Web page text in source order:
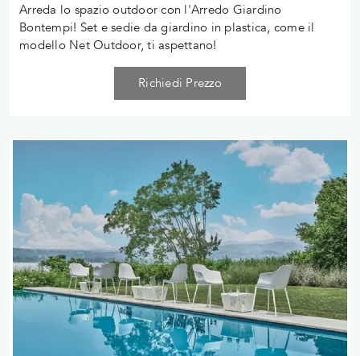
Arreda lo spazio outdoor con l'Arredo Giardino
Bontempi! Set e sedie da giardino in plastica, come il
modello Net Outdoor, ti aspettano!
Richiedi Prezzo